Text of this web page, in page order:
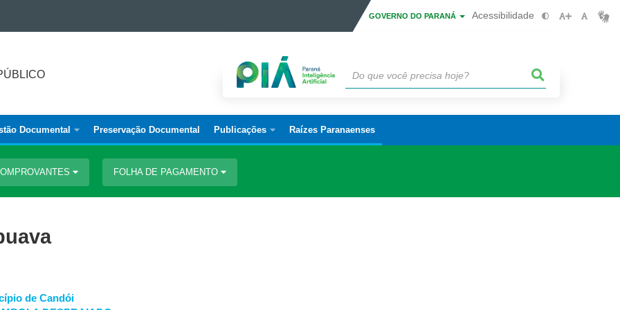
GOVERNO DO PARANÁ Acessibilidade
Documental Preservação Documental Publicações Raízes Paranaenses
FOLHA DE PAGAMENTO
de Candói